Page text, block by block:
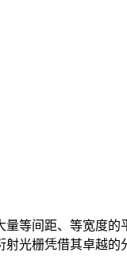
等间距、等宽度的
光栅凭借其卓越